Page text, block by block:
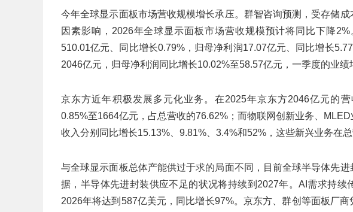
今年全球显示面板市场营收规模增长承压。群智咨询预测，受存储
因素影响，2026年全球显示面板市场营收规模预计将同比下降
510.01亿元、同比增长0.79%，归母净利润17.07亿元、同比增长
2046亿元，归母净利润同比增长10.02%至58.57亿元，一季度的业绩
京东方近年积极发展多元化业务。在2025年京东方2046亿元的
0.85%至1664亿元，占总营收的76.62%；而物联网创新业务、
收入分别同比增长15.13%、9.81%、3.4%和52%，这些新兴业务在总
与全球显示面板总体产能供过于求的局面不同，目前全球半导体先
据，半导体先进封装供应不足的状况将持续到2027年。AI需求持续
2026年将达到587亿美元，同比增长97%。京东方、群创等面板厂